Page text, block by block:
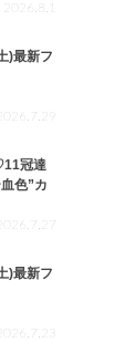
2026.8.1
)最新フ
2026.7.29
冠達
色”カ
2026.7.27
)最新フ
2026.7.23